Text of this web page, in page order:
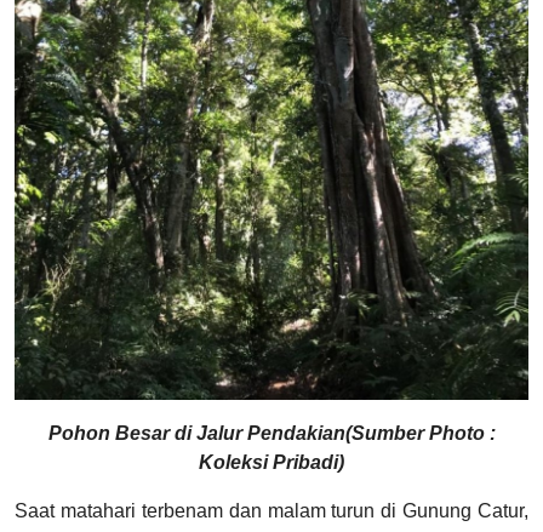
Pohon Besar di Jalur Pendakian(Sumber Photo :
Koleksi Pribadi)
Saat matahari terbenam dan malam turun di Gunung Catur,